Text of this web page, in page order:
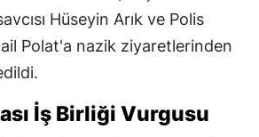
Hüseyin Arık ve Polis
Polat'a nazik ziyaretlerinden
İş Birliği Vurgusu